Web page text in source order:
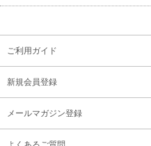
ご利用ガイド
新規会員登録
メールマガジン登録